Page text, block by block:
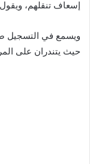
إسعاف تنقلهم،
ويسمع في التسجيل
حيث يتندران على